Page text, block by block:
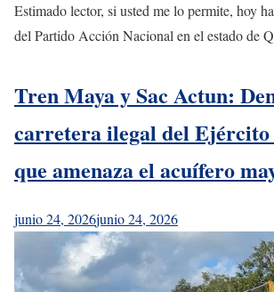
Estimado lector, si usted me lo permite, hoy
del Partido Acción Nacional en el estado de
Tren Maya y Sac Actun:
carretera ilegal del
que amenaza el acuífero
junio 24, 2026junio 24, 2026